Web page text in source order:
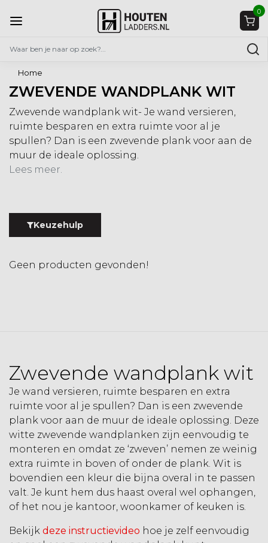
0
Home
ZWEVENDE WANDPLANK WIT
Zwevende wandplank wit- Je wand versieren,
ruimte besparen en extra ruimte voor al je
spullen? Dan is een zwevende plank voor aan de
muur de ideale oplossing.
Lees meer.
Keuzehulp
Geen producten gevonden!
Zwevende wandplank wit
Je wand versieren, ruimte besparen en extra
ruimte voor al je spullen? Dan is een zwevende
plank voor aan de muur de ideale oplossing. Deze
witte zwevende wandplanken zijn eenvoudig te
monteren en omdat ze ‘zweven’ nemen ze weinig
extra ruimte in boven of onder de plank. Wit is
bovendien een kleur die bijna overal in te passen
valt. Je kunt hem dus haast overal wel ophangen,
of het nou je kantoor, woonkamer of keuken is.
Bekijk deze instructievideo hoe je zelf eenvoudig